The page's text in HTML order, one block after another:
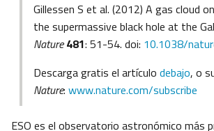
Gillessen S et al. (2012) A gas cloud
the supermassive black hole at the
Nature 481: 51-54. doi: 10.1038/
Descarga gratis el artículo debajo, o
Nature: www.nature.com/subscribe
ESO es el observatorio astronómico más